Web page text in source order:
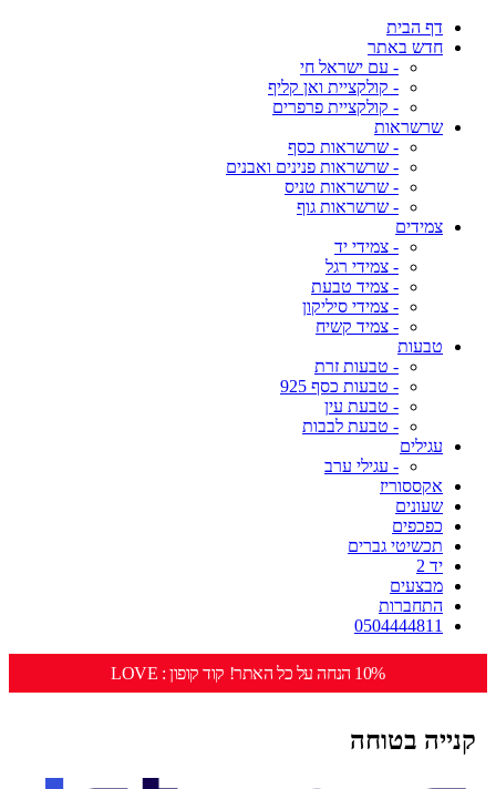
דף הבית
חדש באתר
- עם ישראל חי
- קולקציית ואן קליף
- קולקציית פרפרים
שרשראות
- שרשראות כסף
- שרשראות פנינים ואבנים
- שרשראות טניס
- שרשראות גוף
צמידים
- צמידי יד
- צמידי רגל
- צמיד טבעת
- צמידי סיליקון
- צמיד קשיח
טבעות
- טבעות זרת
- טבעות כסף 925
- טבעת עין
- טבעת לבבות
עגילים
- עגילי ערב
אקססוריז
שעונים
כפכפים
תכשיטי גברים
יד 2
מבצעים
התחברות
0504444811
10% הנחה על כל האתר! קוד קופון : LOVE
קנייה בטוחה